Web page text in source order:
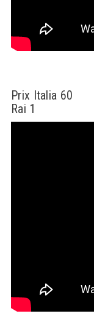
Prix Italia 60
Rai 1